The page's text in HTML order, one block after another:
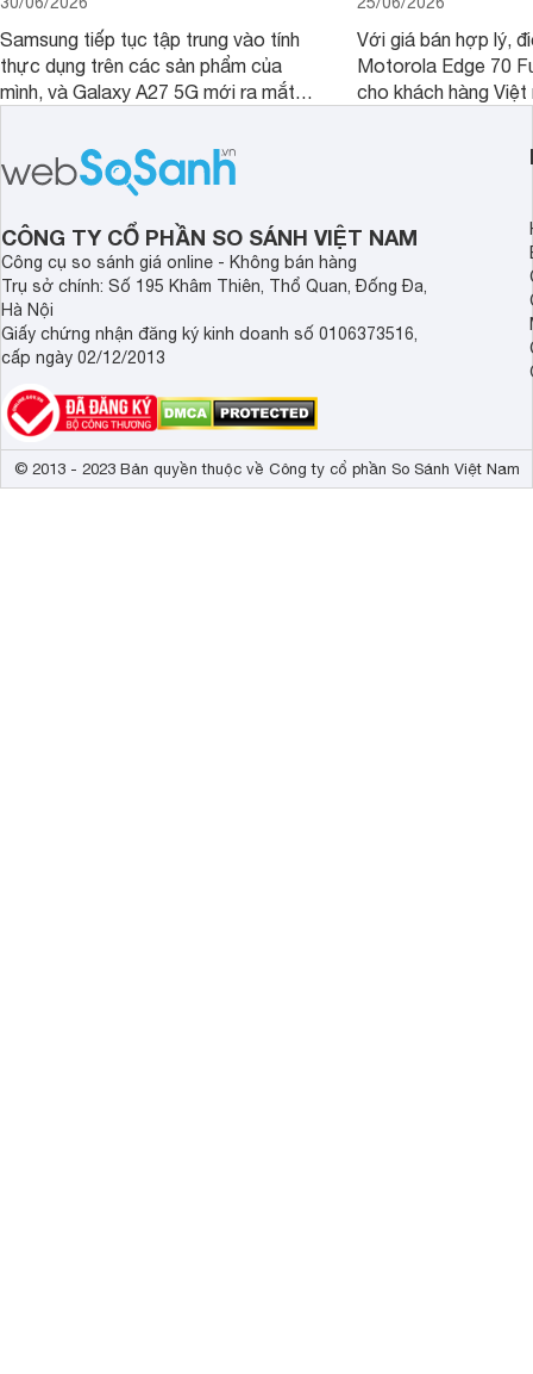
Samsung tiếp tục tập trung vào tính
thực dụng trên các sản phẩm của
mình, và Galaxy A27 5G mới ra mắt
tới cho người dùng một thiết bị chất
lượng với nhiều trang bị ấn tượng và
độ bền bỉ cho nhu cầu sử dụng lâu
dài.
Với giá bán hợp lý,
Motorola Edge 70
cho khách hàng Việt
trang bị hiện đại
CÔNG TY CỔ PHẦN SO SÁNH VIỆT NAM
Công cụ so sánh giá online - Không bán hàng
Trụ sở chính: Số 195 Khâm Thiên, Thổ Quan, Đống Đa,
Hà Nội
Giấy chứng nhận đăng ký kinh doanh số 0106373516,
cấp ngày 02/12/2013
© 2013 - 2023 Bản quyền thuộc về Công ty cổ phần So Sánh Việt Nam